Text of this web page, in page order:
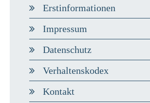
Erstinformationen
Impressum
Datenschutz
Verhaltenskodex
Kontakt